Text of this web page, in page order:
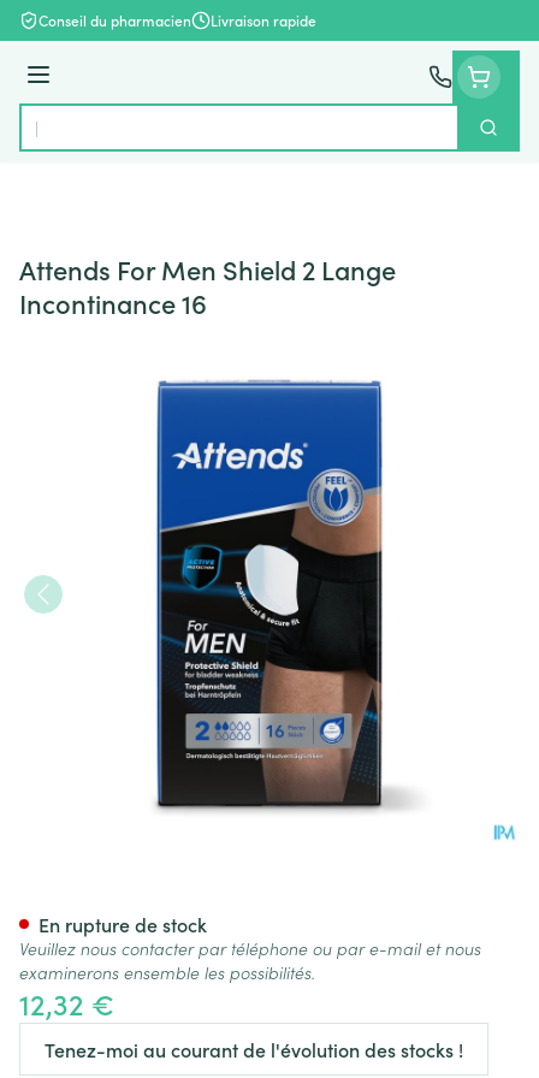
Aller au contenu
Conseil du pharmacien Livraison rapide
Menu
Rechercher
Attends For Men Shield 2 Lange
Incontinance 16
12,32 €
Tenez-moi au courant de l'évolution des stocks !
En rupture de stock
Veuillez nous contacter par téléphone ou par e-mail et nous
examinerons ensemble les possibilités.